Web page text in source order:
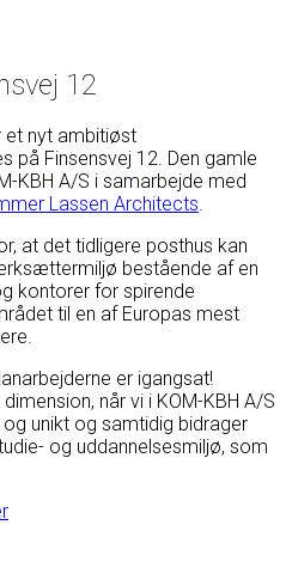
12
et nyt ambitiøst
Finsensvej 12. Den gamle
KBH A/S i samarbejde med
Lassen Architects.
at det tidligere posthus kan
bestående af en
kontorer for spirende
til en af Europas mest
er igangsat!
når vi i KOM-KBH A/S
unikt og samtidig bidrager
og uddannelsesmiljø, som